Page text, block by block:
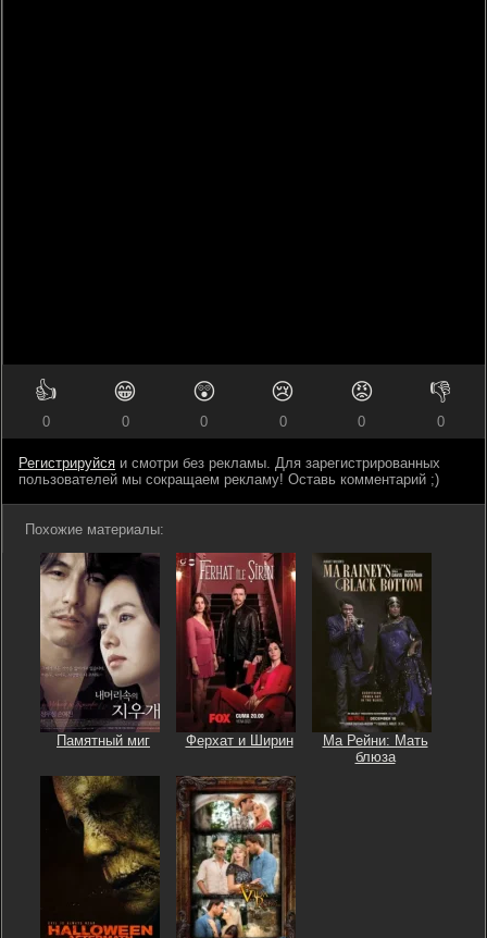
👍
0
😁
0
😲
0
😢
0
😡
0
👎
0
Регистрируйся и смотри без рекламы. Для зарегистрированных
пользователей мы сокращаем рекламу! Оставь комментарий ;)
Похожие материалы:
Памятный миг Ферхат и Ширин
Ма Рейни: Мать
блюза